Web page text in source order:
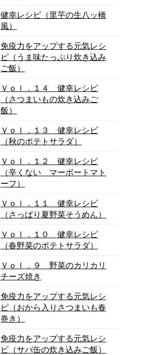
健幸レシピ（里芋の生八ッ橋
風）
免疫力をアップする元気レシ
ピ（うま味たっぷり炊き込み
ご飯）
Ｖｏｌ．１４ 健幸レシピ
（さつまいもの炊き込みご
飯）
Ｖｏｌ．１３ 健幸レシピ
（秋のポテトサラダ）
Ｖｏｌ．１２ 健幸レシピ
（辛くない マーボートマト
ーフ）
Ｖｏｌ．１１ 健幸レシピ
（さっぱり夏野菜そうめん）
Ｖｏｌ．１０ 健幸レシピ
（春野菜のポテトサラダ）
Ｖｏｌ．９ 野菜のカリカリ
チーズ焼き
免疫力をアップする元気レシ
ピ（おから入りさつまいも春
巻き）
免疫力をアップする元気レシ
ピ（サバ缶の炊き込みご飯）